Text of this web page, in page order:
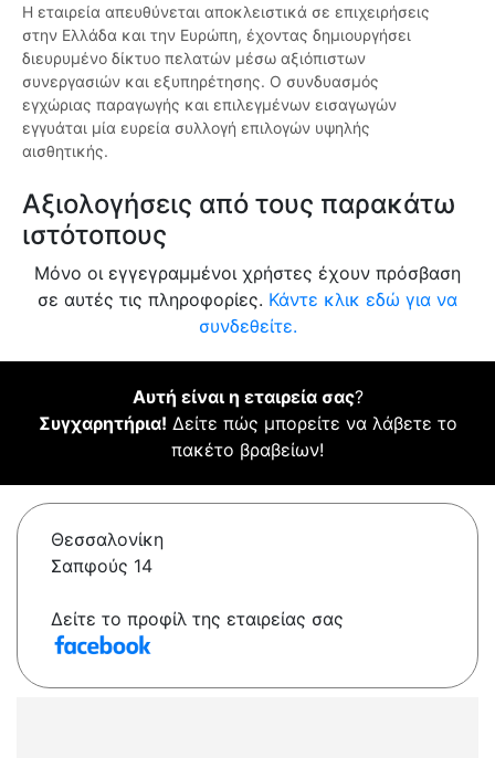
Η εταιρεία απευθύνεται αποκλειστικά σε επιχειρήσεις
στην Ελλάδα και την Ευρώπη, έχοντας δημιουργήσει
διευρυμένο δίκτυο πελατών μέσω αξιόπιστων
συνεργασιών και εξυπηρέτησης. Ο συνδυασμός
εγχώριας παραγωγής και επιλεγμένων εισαγωγών
εγγυάται μία ευρεία συλλογή επιλογών υψηλής
αισθητικής.
Αξιολογήσεις από τους παρακάτω
ιστότοπους
Μόνο οι εγγεγραμμένοι χρήστες έχουν πρόσβαση
σε αυτές τις πληροφορίες. Κάντε κλικ εδώ για να
συνδεθείτε.
Αυτή είναι η εταιρεία σας?
Συγχαρητήρια! Δείτε πώς μπορείτε να λάβετε το
πακέτο βραβείων!
Θεσσαλονίκη
Σαπφούς 14
Δείτε το προφίλ της εταιρείας σας